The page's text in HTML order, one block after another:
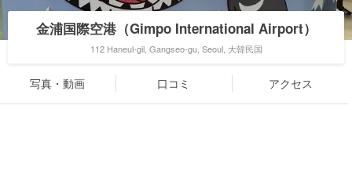
金浦国際空港（Gimpo International Airport）
112 Haneul-gil, Gangseo-gu, Seoul, 大韓民国
写真・動画 口コミ アクセス